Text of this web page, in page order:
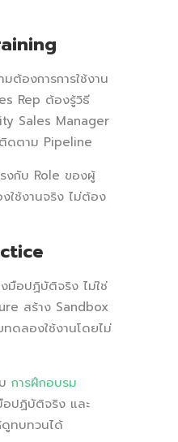
ต้องการการใช้งาน
Rep ต้องรู้วิธี
Sales Manager
ดตาม Pipeline
งกับ Role ของผู้
ใช้งานจริง ไม่ต้อง
มือปฏิบัติจริง ไม่ใช่
สร้าง Sandbox
ดลองใช้งานโดยไม่
การฝึกอบรม
อปฏิบัติจริง และ
ดูทบทวนได้